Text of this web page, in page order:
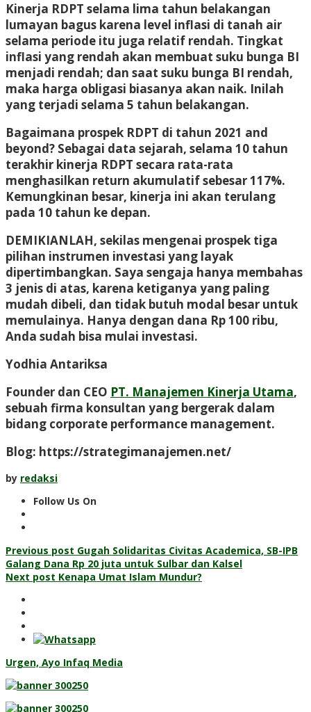
Kinerja RDPT selama lima tahun belakangan
lumayan bagus karena level inflasi di tanah air
selama periode itu juga relatif rendah. Tingkat
inflasi yang rendah akan membuat suku bunga BI
menjadi rendah; dan saat suku bunga BI rendah,
maka harga obligasi biasanya akan naik. Inilah
yang terjadi selama 5 tahun belakangan.
Bagaimana prospek RDPT di tahun 2021 and
beyond? Sebagai data sejarah, selama 10 tahun
terakhir kinerja RDPT secara rata-rata
menghasilkan return akumulatif sebesar 117%.
Kemungkinan besar, kinerja ini akan terulang
pada 10 tahun ke depan.
DEMIKIANLAH, sekilas mengenai prospek tiga
pilihan instrumen investasi yang layak
dipertimbangkan. Saya sengaja hanya membahas
3 jenis di atas, karena ketiganya yang paling
mudah dibeli, dan tidak butuh modal besar untuk
memulainya. Hanya dengan dana Rp 100 ribu,
Anda sudah bisa mulai investasi.
Yodhia Antariksa
Founder dan CEO PT. Manajemen Kinerja Utama,
sebuah firma konsultan yang bergerak dalam
bidang corporate performance management.
Blog: https://strategimanajemen.net/
by redaksi
Follow Us On
Post
navigation
Previous post Gugah Solidaritas Civitas Academica, SB-IPB
Galang Dana Rp 20 juta untuk Sulbar dan Kalsel
Next post Kenapa Umat Islam Mundur?
Urgen, Ayo Infaq Media